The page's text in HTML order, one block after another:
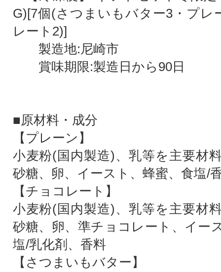
G)[7個(さつまいもバター3・プレ
レート2)]
製造地:尼崎市
賞味期限:製造日から90日
■原材料・成分
【プレーン】
小麦粉(国内製造)、乳等を主要材
砂糖、卵、イースト、蜂蜜、食塩/
【チョコレート】
小麦粉(国内製造)、乳等を主要材
砂糖、卵、準チョコレート、イー
塩/乳化剤、香料
【さつまいもバター】